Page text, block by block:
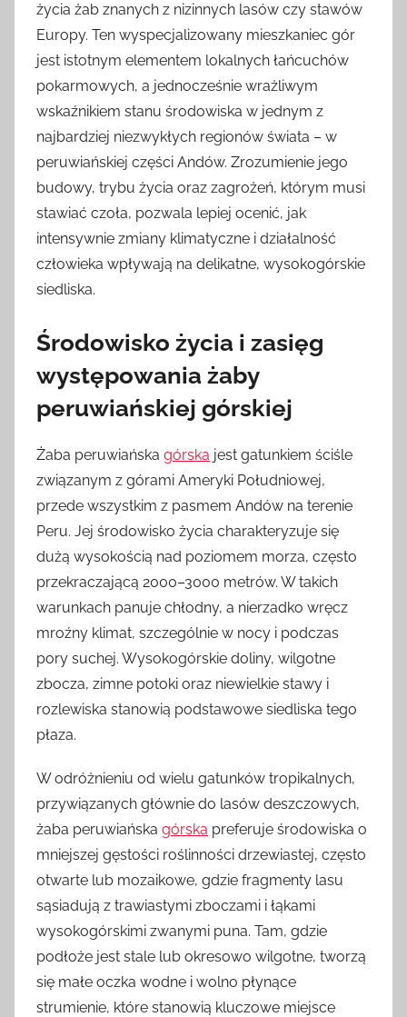
życia żab znanych z nizinnych lasów czy stawów
Europy. Ten wyspecjalizowany mieszkaniec gór
jest istotnym elementem lokalnych łańcuchów
pokarmowych, a jednocześnie wrażliwym
wskaźnikiem stanu środowiska w jednym z
najbardziej niezwykłych regionów świata – w
peruwiańskiej części Andów. Zrozumienie jego
budowy, trybu życia oraz zagrożeń, którym musi
stawiać czoła, pozwala lepiej ocenić, jak
intensywnie zmiany klimatyczne i działalność
człowieka wpływają na delikatne, wysokogórskie
siedliska.
Środowisko życia i zasięg
występowania żaby
peruwiańskiej górskiej
Żaba peruwiańska górska jest gatunkiem ściśle
związanym z górami Ameryki Południowej,
przede wszystkim z pasmem Andów na terenie
Peru. Jej środowisko życia charakteryzuje się
dużą wysokością nad poziomem morza, często
przekraczającą 2000–3000 metrów. W takich
warunkach panuje chłodny, a nierzadko wręcz
mroźny klimat, szczególnie w nocy i podczas
pory suchej. Wysokogórskie doliny, wilgotne
zbocza, zimne potoki oraz niewielkie stawy i
rozlewiska stanowią podstawowe siedliska tego
płaza.
W odróżnieniu od wielu gatunków tropikalnych,
przywiązanych głównie do lasów deszczowych,
żaba peruwiańska górska preferuje środowiska o
mniejszej gęstości roślinności drzewiastej, często
otwarte lub mozaikowe, gdzie fragmenty lasu
sąsiadują z trawiastymi zboczami i łąkami
wysokogórskimi zwanymi puna. Tam, gdzie
podłoże jest stale lub okresowo wilgotne, tworzą
się małe oczka wodne i wolno płynące
strumienie, które stanowią kluczowe miejsce